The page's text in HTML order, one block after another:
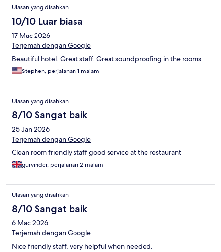
Ulasan yang disahkan
10/10 Luar biasa
17 Mac 2026
Terjemah dengan Google
Beautiful hotel. Great staff. Great soundproofing in the rooms.
Stephen, perjalanan 1 malam
Ulasan yang disahkan
8/10 Sangat baik
25 Jan 2026
Terjemah dengan Google
Clean room friendly staff good service at the restaurant
gurvinder, perjalanan 2 malam
Ulasan yang disahkan
8/10 Sangat baik
6 Mac 2026
Terjemah dengan Google
Nice friendly staff, very helpful when needed.